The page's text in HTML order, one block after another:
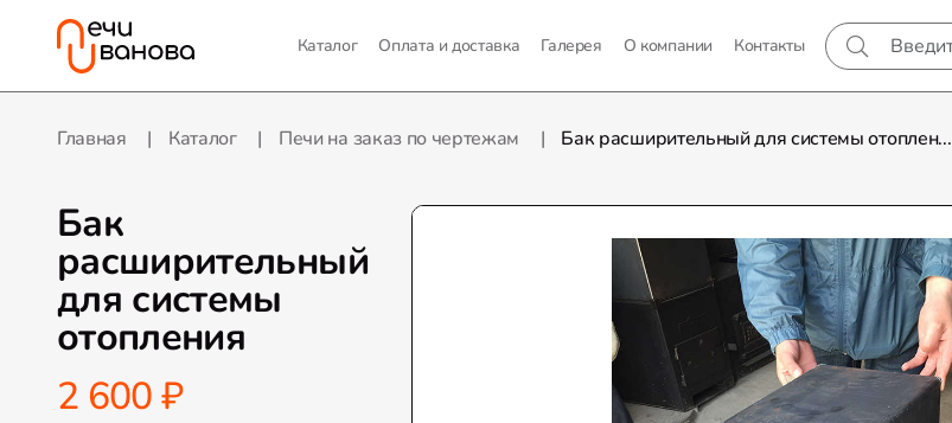
Каталог Оплата и доставка Галерея О компании Контакты
Главная Каталог Печи на заказ по чертежам Бак расширительный для системы отоплен...
Бак
расширительный
для системы
отопления
2 600 ₽